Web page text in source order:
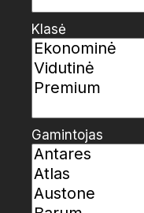
Klasė
Gamintojas